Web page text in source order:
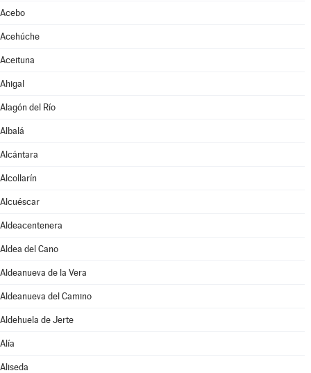
Acebo
Acehúche
Aceituna
Ahigal
Alagón del Río
Albalá
Alcántara
Alcollarín
Alcuéscar
Aldeacentenera
Aldea del Cano
Aldeanueva de la Vera
Aldeanueva del Camino
Aldehuela de Jerte
Alía
Aliseda